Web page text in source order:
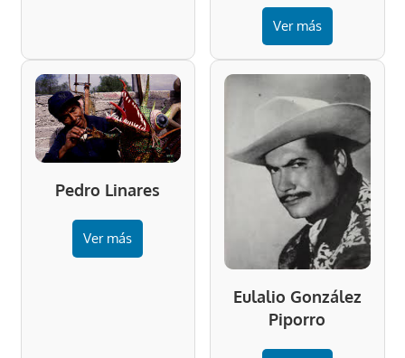
Ver más
Pedro Linares
Ver más
Eulalio González
Piporro